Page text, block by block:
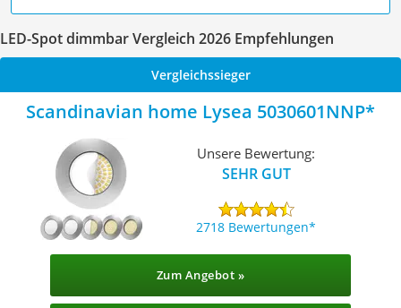
LED-Spot dimmbar Vergleich 2026 Empfehlungen
Vergleichssieger
Scandinavian home Lysea 5030601NNP
Unsere Bewertung:
SEHR GUT
2718 Bewertungen
Zum Angebot »